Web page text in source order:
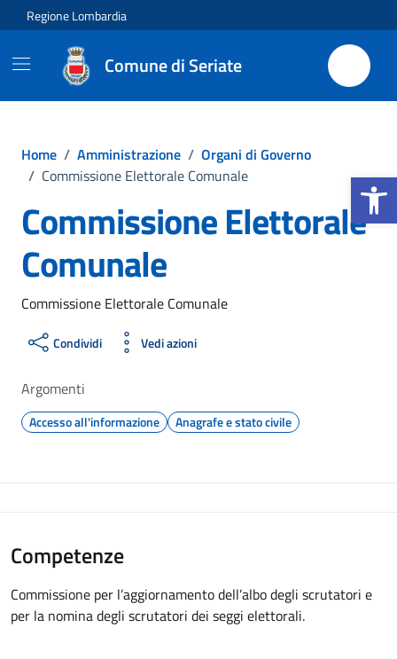
Apri la
Vai ai contenuti
Vai al footer
Regione Lombardia
Comune di Seriate
Home / Amministrazione / Organi di Governo
/ Commissione Elettorale Comunale
Commissione Elettorale
Comunale
Commissione Elettorale Comunale
Condividi Vedi azioni
Argomenti
Accesso all'informazione Anagrafe e stato civile
Competenze
Commissione per l’aggiornamento dell’albo degli scrutatori e
per la nomina degli scrutatori dei seggi elettorali.